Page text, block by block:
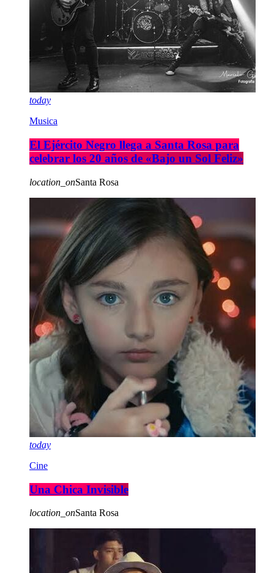
today
Musica
El Ejército Negro llega a Santa Rosa para
celebrar los 20 años de «Bajo un Sol Feliz»
location_onSanta Rosa
today
Cine
Una Chica Invisible
location_onSanta Rosa